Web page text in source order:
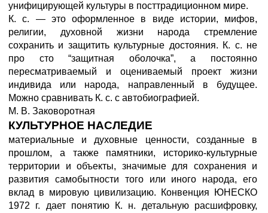
унифицирующей культуры в посттрадиционном мире.
К. с. — это оформленное в виде истории, мифов,
религии, духовной жизни народа стремление
сохранить и защитить культурные достояния. К. с. не
про сто “защитная оболочка”, а постоянно
пересматриваемый и оцениваемый проект жизни
индивида или народа, направленный в будущее.
Можно сравнивать К. с. с автобиографией.
М. В. Заковоротная
КУЛЬТУРНОЕ НАСЛЕДИЕ
материальные и духовные ценности, созданные в
прошлом, а также памятники, историко-культурные
территории и объекты, значимые для сохранения и
развития самобытности того или иного народа, его
вклад в мировую цивилизацию. Конвенция ЮНЕСКО
1972 г. дает понятию К. н. детальную расшифровку,